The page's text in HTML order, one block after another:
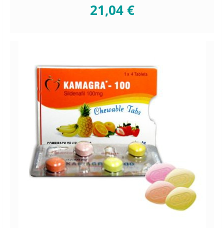
21,04 €